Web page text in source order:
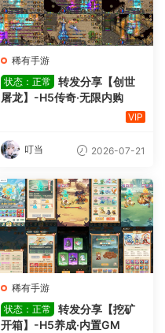
稀有手游
状态：正常
转发分享【创世
屠龙】-H5传奇·无限内购
VIP
叮当 2026-07-21
稀有手游
状态：正常
转发分享【挖矿
开箱】-H5养成·内置GM